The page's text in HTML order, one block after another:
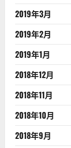
2019年3月
2019年2月
2019年1月
2018年12月
2018年11月
2018年10月
2018年9月